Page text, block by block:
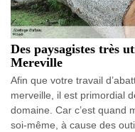
Des paysagistes très
Mereville
Afin que votre travail
merveille, il est primordial
domaine. Car c’est quand
soi-même, à cause des